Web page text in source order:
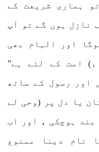
ہماری شریعت کے
نازل ہوں گے تو آپ
اور الہام بھی
امت کے لئے ہے”
اور رسول کے ساتھ
یا دل پر (وحی لے
بند ہوچکی ، اور اب
نام دینا ممنوع